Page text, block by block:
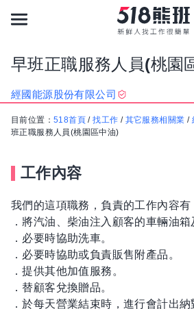
早班正職服務人員(桃園
經國能源股份有限公司
目前位置： 518首頁 /找工作 / 其它服務相關業 /
班正職服務人員(桃園區中油)
工作內容
我們的這項職務，負責的工作內容有
．將汽油、柴油注入顧客的車輛油箱
．必要時協助洗車。
．必要時協助或負責販售附產品。
．提供其他加值服務。
．替顧客兌換贈品。
．於每天營業結束時，進行會計出納